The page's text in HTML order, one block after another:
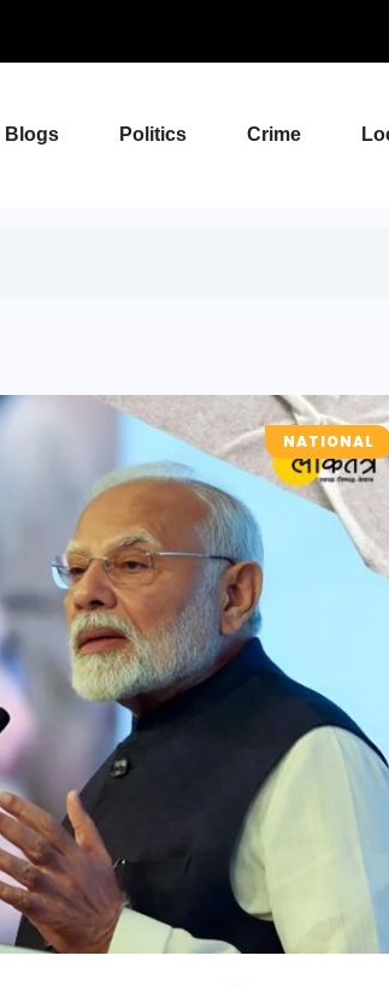
Blogs Politics Crime
NATIONAL